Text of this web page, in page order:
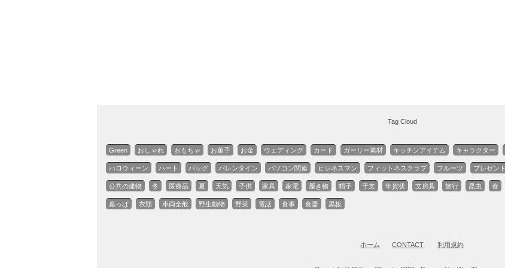
Tag Cloud
Green おしゃれ おもちゃ お菓子 お金 ウェディング カード ガーリー素材 キッチンアイテム キャラクター
ハロウィーン ハート バッグ バレンタイン パソコン関連 ビジネスマン フィットネスクラブ フルーツ プレゼント
公共の建物 冬 医療品 夏 天気 子供 家具 家電 履き物 帽子 干支 年賀状 文房具 旅行 昆虫 春
葉っぱ 衣類 車両全般 野生動物 野菜 電話 食事 食器 黒板
ホーム CONTACT 利用規約